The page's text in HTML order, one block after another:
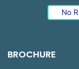
No
BROCHURE